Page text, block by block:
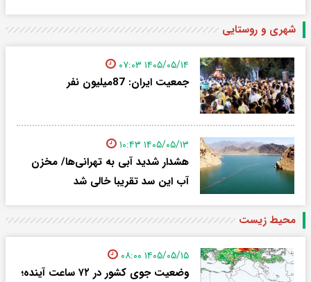
شهری و روستایی
۱۴۰۵/۰۵/۱۴ ۰۷:۰۳
جمعیت ایران: 87میلیون نفر
۱۴۰۵/۰۵/۱۳ ۱۰:۴۳
هشدار شدید آبی به تهرانی‌ها/ مخزن
آب این سد تقریبا خالی شد
محیط زیست
۱۴۰۵/۰۵/۱۵ ۰۸:۰۰
وضعیت جوی کشور در ۷۲ ساعت آینده؛